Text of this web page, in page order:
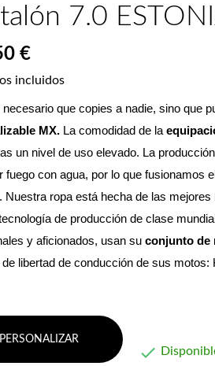
7.0
€
incluidos
necesario que copies a nadie, sino que
MX. La comodidad de la
un nivel de uso elevado. La
fuego con agua, por lo que fusionamos
Nuestra ropa está hecha de las
de producción de clase
y aficionados, usan su conjunto de
libertad de conducción de sus motos:
PERSONALIZAR
